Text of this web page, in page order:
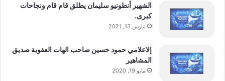
الشهير أنطونيو سليمان يطلق قام قام ونجاحات
كبرى.
مارس 13, 2021
إلاعلامي حمود حسين صاحب الهات العفوية صديق
المشاهير
مايو 19, 2020